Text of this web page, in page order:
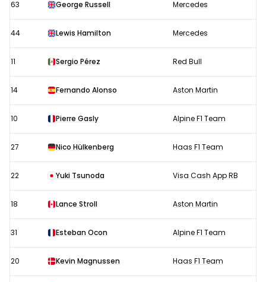
63 George Russell Mercedes
44 Lewis Hamilton Mercedes
11 Sergio Pérez Red Bull
14 Fernando Alonso Aston Martin
10 Pierre Gasly Alpine F1 Team
27 Nico Hülkenberg Haas F1 Team
22 Yuki Tsunoda Visa Cash App RB
18 Lance Stroll Aston Martin
31 Esteban Ocon Alpine F1 Team
20 Kevin Magnussen Haas F1 Team